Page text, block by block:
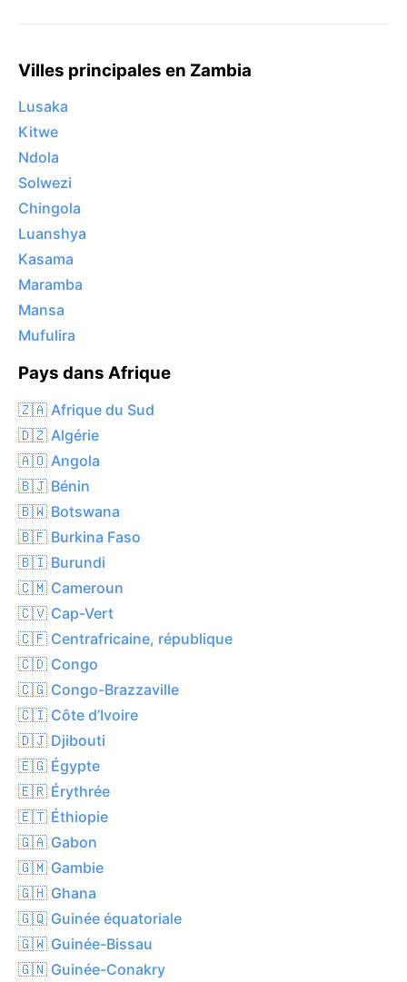
Villes principales en Zambia
Lusaka
Kitwe
Ndola
Solwezi
Chingola
Luanshya
Kasama
Maramba
Mansa
Mufulira
Pays dans Afrique
🇿🇦 Afrique du Sud
🇩🇿 Algérie
🇦🇴 Angola
🇧🇯 Bénin
🇧🇼 Botswana
🇧🇫 Burkina Faso
🇧🇮 Burundi
🇨🇲 Cameroun
🇨🇻 Cap-Vert
🇨🇫 Centrafricaine, république
🇨🇩 Congo
🇨🇬 Congo-Brazzaville
🇨🇮 Côte d’Ivoire
🇩🇯 Djibouti
🇪🇬 Égypte
🇪🇷 Érythrée
🇪🇹 Éthiopie
🇬🇦 Gabon
🇬🇲 Gambie
🇬🇭 Ghana
🇬🇶 Guinée équatoriale
🇬🇼 Guinée-Bissau
🇬🇳 Guinée-Conakry